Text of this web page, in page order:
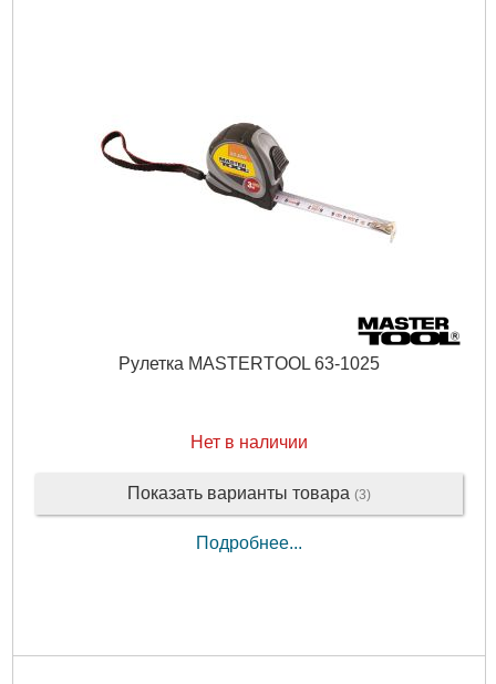
200x130x60 мм
Вес брутто: 550 г
Подробнее...
Рулетка MASTERTOOL 63-1025
Нет в наличии
Показать варианты товара (3)
Подробнее...